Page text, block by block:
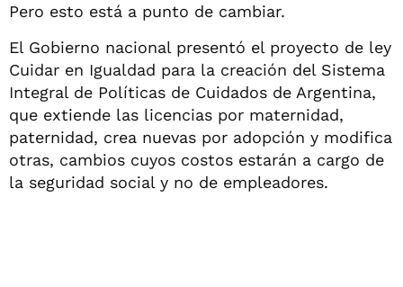
Pero esto está a punto de cambiar.
El Gobierno nacional presentó el proyecto de ley
Cuidar en Igualdad para la creación del Sistema
Integral de Políticas de Cuidados de Argentina,
que extiende las licencias por maternidad,
paternidad, crea nuevas por adopción y modifica
otras, cambios cuyos costos estarán a cargo de
la seguridad social y no de empleadores.